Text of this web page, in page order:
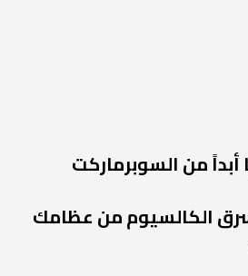
من السوبرماركت
الكالسيوم من عظامك